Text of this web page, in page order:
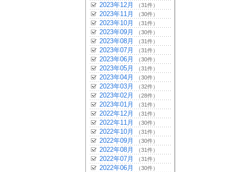
2023年12月 （31件）
2023年11月 （30件）
2023年10月 （31件）
2023年09月 （30件）
2023年08月 （31件）
2023年07月 （31件）
2023年06月 （30件）
2023年05月 （31件）
2023年04月 （30件）
2023年03月 （32件）
2023年02月 （28件）
2023年01月 （31件）
2022年12月 （31件）
2022年11月 （30件）
2022年10月 （31件）
2022年09月 （30件）
2022年08月 （31件）
2022年07月 （31件）
2022年06月 （30件）